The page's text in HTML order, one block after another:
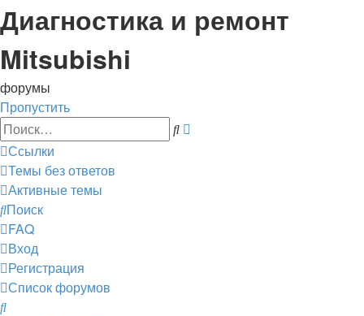
Диагностика и ремонт
Mitsubishi
форумы
Пропустить
Поиск
Ссылки
Темы без ответов
Активные темы
Поиск
FAQ
Вход
Регистрация
Список форумов
Поиск